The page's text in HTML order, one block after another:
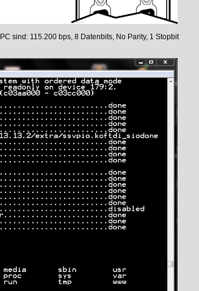
sind: 115.200 bps, 8 Datenbits, No Parity, 1 Stopbit